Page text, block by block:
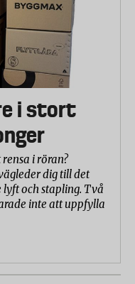
i stort
i röran?
dig till det
lyft och stapling. Två
inte att uppfylla